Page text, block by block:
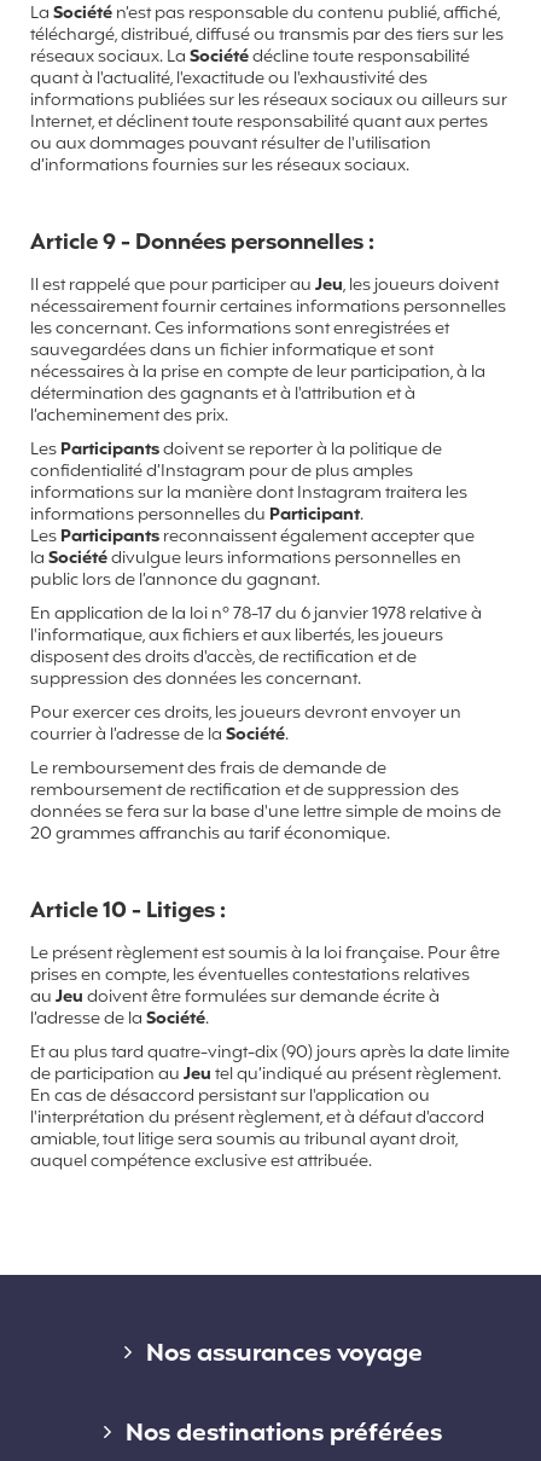
LaSociétén’est pas responsable du contenu publié, affiché,
téléchargé, distribué, diffusé ou transmis par des tiers sur les
réseaux sociaux. LaSociétédécline toute responsabilité
quant à l'actualité, l'exactitude ou l'exhaustivité des
informations publiées sur les réseaux sociaux ou ailleurs sur
Internet, et déclinent toute responsabilité quant aux pertes
ou aux dommages pouvant résulter de l'utilisation
d’informations fournies sur les réseaux sociaux.
Article 9 - Données personnelles :
Il est rappelé que pour participer auJeu, les joueurs doivent
nécessairement fournir certaines informations personnelles
les concernant. Ces informations sont enregistrées et
sauvegardées dans un fichier informatique et sont
nécessaires à la prise en compte de leur participation, à la
détermination des gagnants et à l'attribution et à
l’acheminement des prix.
LesParticipantsdoivent se reporter à la politique de
confidentialité d’Instagram pour de plus amples
informations sur la manière dont Instagram traitera les
informations personnelles du Participant.
LesParticipantsreconnaissent également accepter que
laSociétédivulgue leurs informations personnelles en
public lors de l’annonce du gagnant.
En application de la loi n° 78-17 du 6 janvier 1978 relative à
l'informatique, aux fichiers et aux libertés, les joueurs
disposent des droits d'accès, de rectification et de
suppression des données les concernant.
Pour exercer ces droits, les joueurs devront envoyer un
courrier à l’adresse de laSociété.
Le remboursement des frais de demande de
remboursement de rectification et de suppression des
données se fera sur la base d'une lettre simple de moins de
20 grammes affranchis au tarif économique.
Article 10 - Litiges :
Le présent règlement est soumis à la loi française. Pour être
prises en compte, les éventuelles contestations relatives
auJeudoivent être formulées sur demande écrite à
l’adresse de laSociété.
Et au plus tard quatre-vingt-dix (90) jours après la date limite
de participation auJeutel qu’indiqué au présent règlement.
En cas de désaccord persistant sur l'application ou
l'interprétation du présent règlement, et à défaut d'accord
amiable, tout litige sera soumis au tribunal ayant droit,
auquel compétence exclusive est attribuée.
Nos assurances voyage
Assurance voyage courte durée
Nos destinations préférées